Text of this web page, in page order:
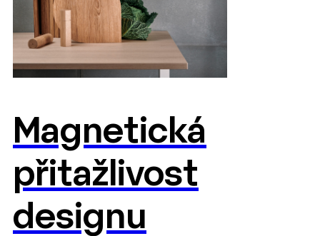
Magnetická
přitažlivost
designu